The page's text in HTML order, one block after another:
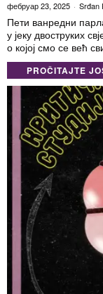
фебруар 23, 2025 Srđan
Пети ванредни
у јеку двоструких
о којој смо се већ
PROČITAJTE